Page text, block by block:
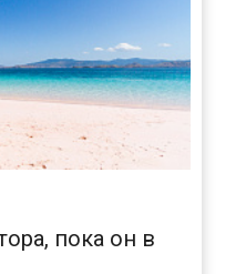
пока он в